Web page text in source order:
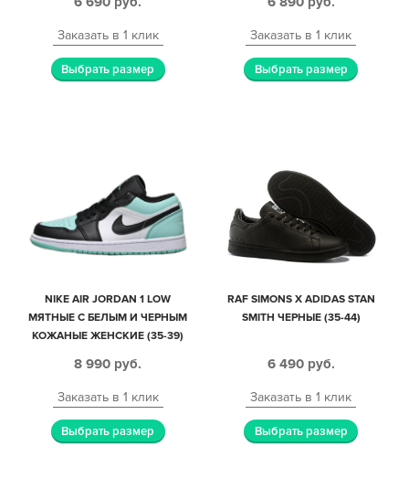
Заказать в 1 клик
Выбрать размер
Заказать в 1 клик
Выбрать размер
NIKE AIR JORDAN 1 LOW
МЯТНЫЕ С БЕЛЫМ И ЧЕРНЫМ
КОЖАНЫЕ ЖЕНСКИЕ (35-39)
8 990 руб.
Заказать в 1 клик
Выбрать размер
RAF SIMONS X ADIDAS STAN
SMITH ЧЕРНЫЕ (35-44)
6 490 руб.
Заказать в 1 клик
Выбрать размер